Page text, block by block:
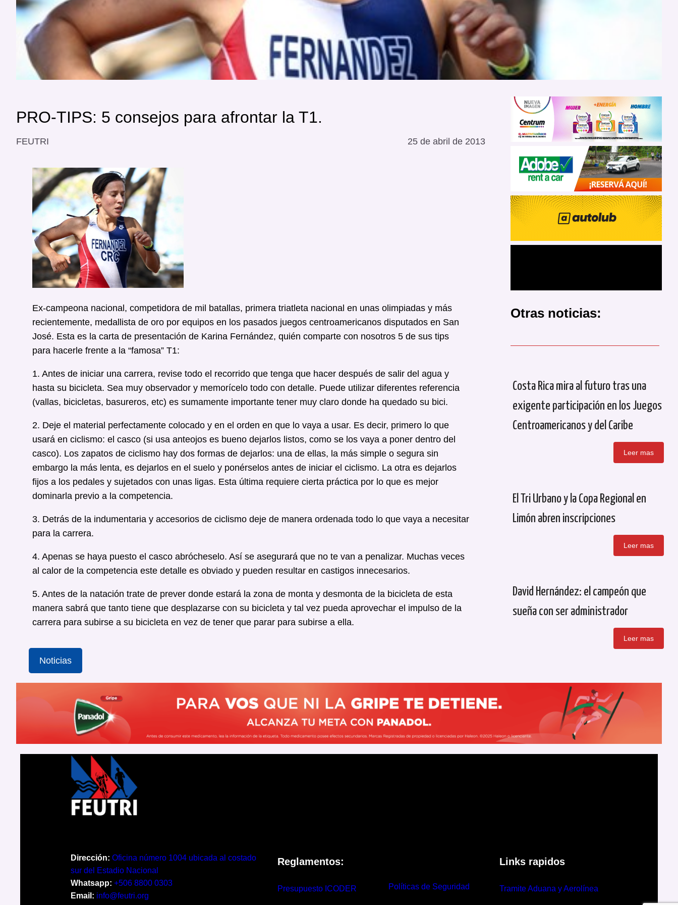
PRO-TIPS: 5 consejos para afrontar la T1.
FEUTRI 25 de abril de 2013
Ex-campeona nacional, competidora de mil batallas, primera triatleta nacional en unas olimpiadas y más
recientemente, medallista de oro por equipos en los pasados juegos centroamericanos disputados en San
José. Esta es la carta de presentación de Karina Fernández, quién comparte con nosotros 5 de sus tips
para hacerle frente a la “famosa” T1:
1. Antes de iniciar una carrera, revise todo el recorrido que tenga que hacer después de salir del agua y
hasta su bicicleta. Sea muy observador y memorícelo todo con detalle. Puede utilizar diferentes referencia
(vallas, bicicletas, basureros, etc) es sumamente importante tener muy claro donde ha quedado su bici.
2. Deje el material perfectamente colocado y en el orden en que lo vaya a usar. Es decir, primero lo que
usará en ciclismo: el casco (si usa anteojos es bueno dejarlos listos, como se los vaya a poner dentro del
casco). Los zapatos de ciclismo hay dos formas de dejarlos: una de ellas, la más simple o segura sin
embargo la más lenta, es dejarlos en el suelo y ponérselos antes de iniciar el ciclismo. La otra es dejarlos
fijos a los pedales y sujetados con unas ligas. Esta última requiere cierta práctica por lo que es mejor
dominarla previo a la competencia.
3. Detrás de la indumentaria y accesorios de ciclismo deje de manera ordenada todo lo que vaya a necesitar
para la carrera.
4. Apenas se haya puesto el casco abrócheselo. Así se asegurará que no te van a penalizar. Muchas veces
al calor de la competencia este detalle es obviado y pueden resultar en castigos innecesarios.
5. Antes de la natación trate de prever donde estará la zona de monta y desmonta de la bicicleta de esta
manera sabrá que tanto tiene que desplazarse con su bicicleta y tal vez pueda aprovechar el impulso de la
carrera para subirse a su bicicleta en vez de tener que parar para subirse a ella.
Noticias
Otras noticias:
Costa Rica mira al futuro tras una
exigente participación en los Juegos
Centroamericanos y del Caribe
Leer mas
El Tri Urbano y la Copa Regional en
Limón abren inscripciones
Leer mas
David Hernández: el campeón que
sueña con ser administrador
Leer mas
Dirección: Oficina número 1004 ubicada al costado
sur del Estadio Nacional
Whatsapp: +506 8800 0303
Email: info@feutri.org
Reglamentos:
Presupuesto ICODER Políticas de Seguridad
Links rapidos
Tramite Aduana y Aerolínea